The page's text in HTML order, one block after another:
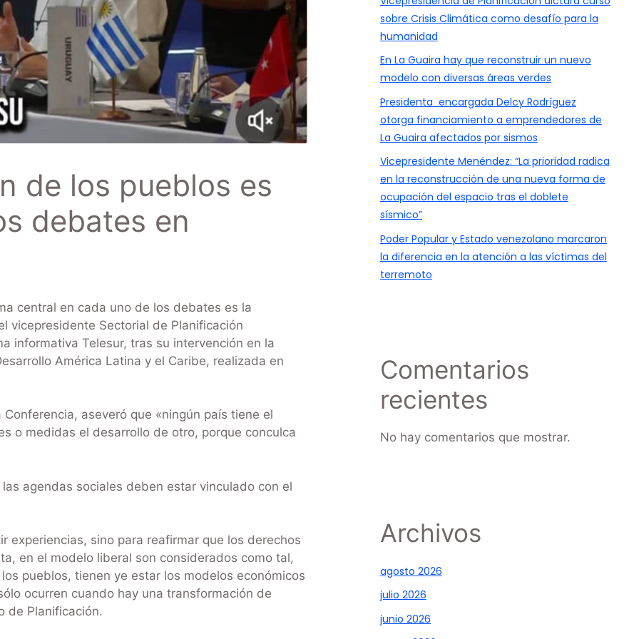
de los pueblos es
debates en
central en cada uno de los debates es la
vicepresidente Sectorial de Planificación
informativa Telesur, tras su intervención en la
América Latina y el Caribe, realizada en
aseveró que «ningún país tiene el
o medidas el desarrollo de otro, porque conculca
agendas sociales deben estar vinculado con el
experiencias, sino para reafirmar que los derechos
en el modelo liberal son considerados como tal,
pueblos, tienen ye estar los modelos económicos
ocurren cuando hay una transformación de
de Planificación.
sobre Crisis Climática como desafío para la
humanidad
En La Guaira hay que reconstruir un nuevo
modelo con diversas áreas verdes
Presidenta encargada Delcy Rodríguez
otorga financiamiento a emprendedores de
La Guaira afectados por sismos
Vicepresidente Menéndez: “La prioridad radica
en la reconstrucción de una nueva forma de
ocupación del espacio tras el doblete
sísmico”
Poder Popular y Estado venezolano marcaron
la diferencia en la atención a las víctimas del
terremoto
Comentarios
recientes
No hay comentarios que mostrar.
Archivos
agosto 2026
julio 2026
junio 2026